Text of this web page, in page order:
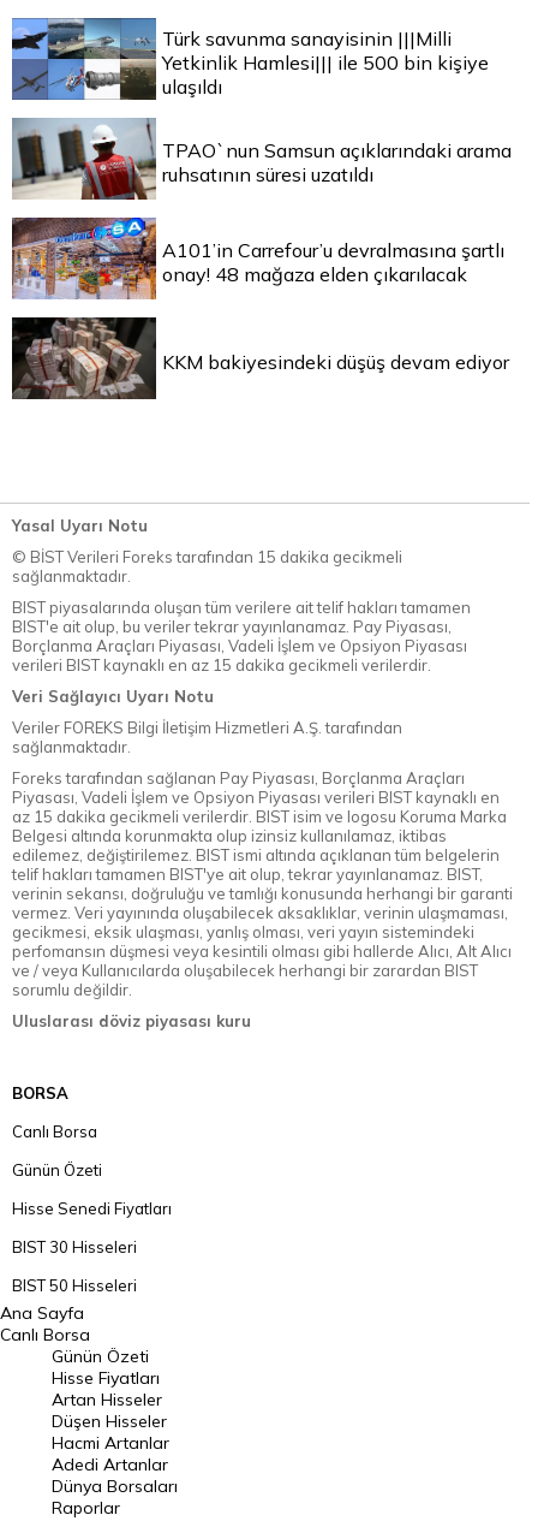
Türk savunma sanayisinin |||Milli
Yetkinlik Hamlesi||| ile 500 bin kişiye
ulaşıldı
TPAO`nun Samsun açıklarındaki arama
ruhsatının süresi uzatıldı
A101’in Carrefour’u devralmasına şartlı
onay! 48 mağaza elden çıkarılacak
KKM bakiyesindeki düşüş devam ediyor
Yasal Uyarı Notu
© BİST Verileri Foreks tarafından 15 dakika gecikmeli
sağlanmaktadır.
BIST piyasalarında oluşan tüm verilere ait telif hakları tamamen
BIST'e ait olup, bu veriler tekrar yayınlanamaz. Pay Piyasası,
Borçlanma Araçları Piyasası, Vadeli İşlem ve Opsiyon Piyasası
verileri BIST kaynaklı en az 15 dakika gecikmeli verilerdir.
Veri Sağlayıcı Uyarı Notu
Veriler FOREKS Bilgi İletişim Hizmetleri A.Ş. tarafından
sağlanmaktadır.
Foreks tarafından sağlanan Pay Piyasası, Borçlanma Araçları
Piyasası, Vadeli İşlem ve Opsiyon Piyasası verileri BIST kaynaklı en
az 15 dakika gecikmeli verilerdir. BIST isim ve logosu Koruma Marka
Belgesi altında korunmakta olup izinsiz kullanılamaz, iktibas
edilemez, değiştirilemez. BIST ismi altında açıklanan tüm belgelerin
telif hakları tamamen BIST'ye ait olup, tekrar yayınlanamaz. BIST,
verinin sekansı, doğruluğu ve tamlığı konusunda herhangi bir garanti
vermez. Veri yayınında oluşabilecek aksaklıklar, verinin ulaşmaması,
gecikmesi, eksik ulaşması, yanlış olması, veri yayın sistemindeki
perfomansın düşmesi veya kesintili olması gibi hallerde Alıcı, Alt Alıcı
ve / veya Kullanıcılarda oluşabilecek herhangi bir zarardan BIST
sorumlu değildir.
Uluslarası döviz piyasası kuru
BORSA
Canlı Borsa
Günün Özeti
Hisse Senedi Fiyatları
BIST 30 Hisseleri
BIST 50 Hisseleri
BIST 100 Hisseleri
En Çok Artan Hisseler
En Çok Düşen Hisseler
Hacmi Artanlar
Geçmiş Kapanışlar
Dünya Borsaları
Ana Sayfa
Canlı Borsa
Günün Özeti
Hisse Fiyatları
Artan Hisseler
Düşen Hisseler
Hacmi Artanlar
Adedi Artanlar
Dünya Borsaları
Raporlar